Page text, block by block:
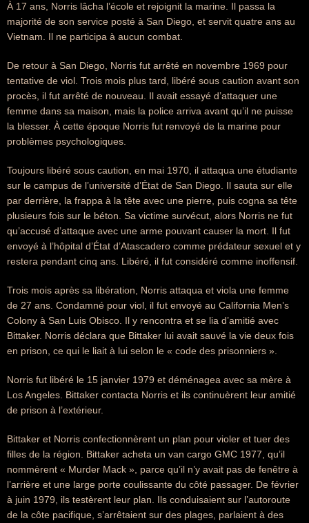
À 17 ans, Norris lâcha l’école et rejoignit la marine. Il passa la
majorité de son service posté à San Diego, et servit quatre ans au
Vietnam. Il ne participa à aucun combat.
De retour à San Diego, Norris fut arrêté en novembre 1969 pour
tentative de viol. Trois mois plus tard, libéré sous caution avant son
procès, il fut arrêté de nouveau. Il avait essayé d’attaquer une
femme dans sa maison, mais la police arriva avant qu’il ne puisse
la blesser. À cette époque Norris fut renvoyé de la marine pour
problèmes psychologiques.
Toujours libéré sous caution, en mai 1970, il attaqua une étudiante
sur le campus de l’université d’État de San Diego. Il sauta sur elle
par derrière, la frappa à la tête avec une pierre, puis cogna sa tête
plusieurs fois sur le béton. Sa victime survécut, alors Norris ne fut
qu’accusé d’attaque avec une arme pouvant causer la mort. Il fut
envoyé à l’hôpital d’État d’Atascadero comme prédateur sexuel et y
restera pendant cinq ans. Libéré, il fut considéré comme inoffensif.
Trois mois après sa libération, Norris attaqua et viola une femme
de 27 ans. Condamné pour viol, il fut envoyé au California Men’s
Colony à San Luis Obisco. Il y rencontra et se lia d’amitié avec
Bittaker. Norris déclara que Bittaker lui avait sauvé la vie deux fois
en prison, ce qui le liait à lui selon le « code des prisonniers ».
Norris fut libéré le 15 janvier 1979 et déménagea avec sa mère à
Los Angeles. Bittaker contacta Norris et ils continuèrent leur amitié
de prison à l’extérieur.
Bittaker et Norris confectionnèrent un plan pour violer et tuer des
filles de la région. Bittaker acheta un van cargo GMC 1977, qu’il
nommèrent « Murder Mack », parce qu’il n’y avait pas de fenêtre à
l’arrière et une large porte coulissante du côté passager. De février
à juin 1979, ils testèrent leur plan. Ils conduisaient sur l’autoroute
de la côte pacifique, s’arrêtaient sur des plages, parlaient à des